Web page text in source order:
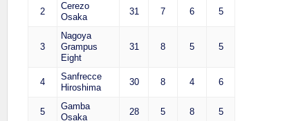
2
Cerezo
Osaka
31 7 6 5
3
Nagoya
Grampus
Eight
31 8 5 5
4
Sanfrecce
Hiroshima
30 8 4 6
5
Gamba
Osaka
28 5 8 5